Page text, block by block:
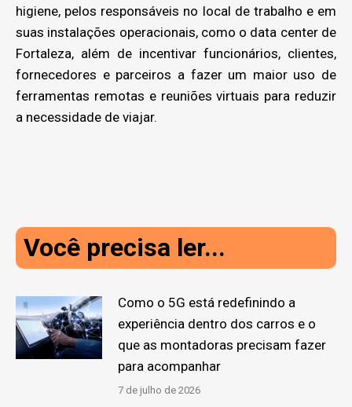
higiene, pelos responsáveis ​​no local de trabalho e em
suas instalações operacionais, como o data center de
Fortaleza, além de incentivar funcionários, clientes,
fornecedores e parceiros a fazer um maior uso de
ferramentas remotas e reuniões virtuais para reduzir
a necessidade de viajar.
Você precisa ler...
Como o 5G está redefinindo a
experiência dentro dos carros e o
que as montadoras precisam fazer
para acompanhar
7 de julho de 2026